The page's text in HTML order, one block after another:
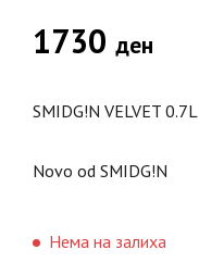
1730 ден
SMIDG!N VELVET 0.7L
Novo od SMIDG!N
Нема на залиха